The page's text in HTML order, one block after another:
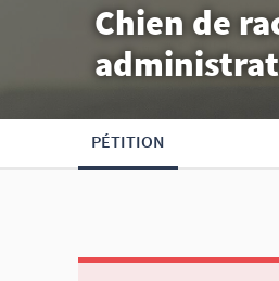
Chien de
PÉTITION